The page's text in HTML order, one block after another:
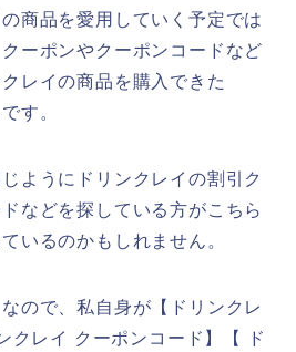
商品を愛用していく予定では
ーポンやクーポンコードなど
レイの商品を購入できた
す。
ようにドリンクレイの割引ク
などを探している方がこちら
いるのかもしれません。
ので、私自身が【ドリンクレ
クレイ クーポンコード】【 ド